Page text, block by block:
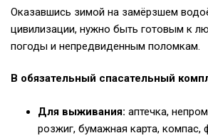
Оказавшись зимой на замёрзшем
цивилизации, нужно быть готовым к
погоды и непредвиденным поломкам.
В обязательный спасательный
Для выживания: аптечка,
розжиг, бумажная карта, компас,